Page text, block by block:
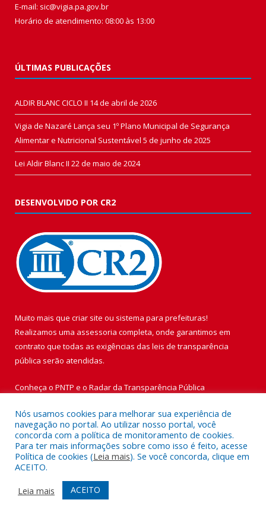
E-mail: sic@vigia.pa.gov.br
Horário de atendimento: 08:00 às 13:00
ÚLTIMAS PUBLICAÇÕES
ALDIR BLANC CICLO II 14 de abril de 2026
Vigia de Nazaré Lança seu 1º Plano Municipal de Segurança
Alimentar e Nutricional Sustentável 5 de junho de 2025
Lei Aldir Blanc II 22 de maio de 2024
DESENVOLVIDO POR CR2
Muito mais que criar site ou sistema para prefeituras!
Realizamos uma assessoria completa, onde garantimos em
contrato que todas as exigências das leis de transparência
pública serão atendidas.
Conheça o PNTP e o Radar da Transparência Pública
Todos os direitos reservados a Prefeitura Municipal de Vigia de
Nazaré.
Mapa do Site
Acessar Área Administrativa
Acessar Webmail
Nós usamos cookies para melhorar sua experiência de
navegação no portal. Ao utilizar nosso portal, você
concorda com a política de monitoramento de cookies.
Para ter mais informações sobre como isso é feito, acesse
Política de cookies (Leia mais). Se você concorda, clique em
ACEITO.
Leia mais
ACEITO